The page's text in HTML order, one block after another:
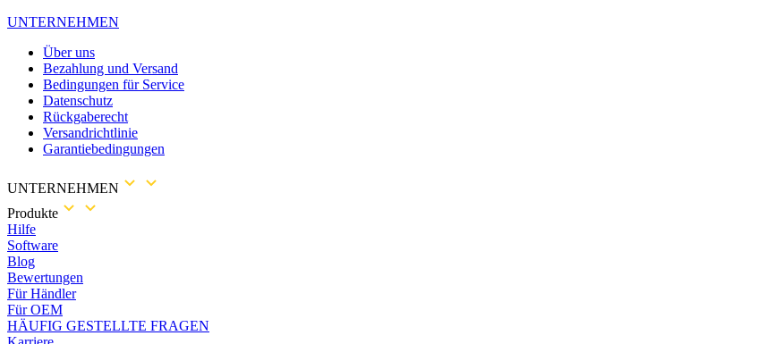
UNTERNEHMEN
Über uns
Bezahlung und Versand
Bedingungen für Service
Datenschutz
Rückgaberecht
Versandrichtlinie
Garantiebedingungen
UNTERNEHMEN
Produkte
Hilfe
Software
Blog
Bewertungen
Für Händler
Für OEM
HÄUFIG GESTELLTE FRAGEN